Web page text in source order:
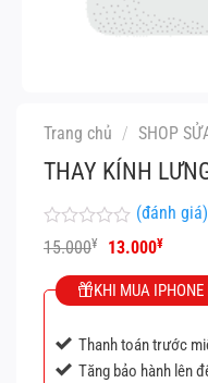
Trang chủ / SHOP
THAY KÍNH
Được
xếp
hạng
0
(đánh giá)
15.000¥
Giá
là:
15.000¥.
13.000¥Giá
tại
là:
KHI MUA IPHONE
Thanh toán trước
Tăng bảo hành lên